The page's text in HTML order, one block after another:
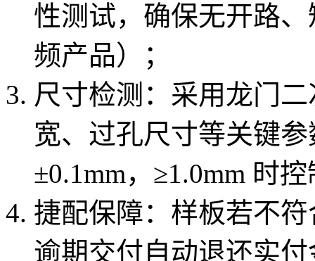
性测试，确保无开路
频产品）；
尺寸检测：采用龙门
宽、过孔尺寸等关键
±0.1mm，≥1.0mm 时
捷配保障：样板若不
逾期交付自动退还实